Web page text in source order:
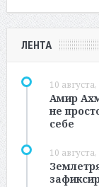
ЛЕНТА
10
Амир
не
себе
10